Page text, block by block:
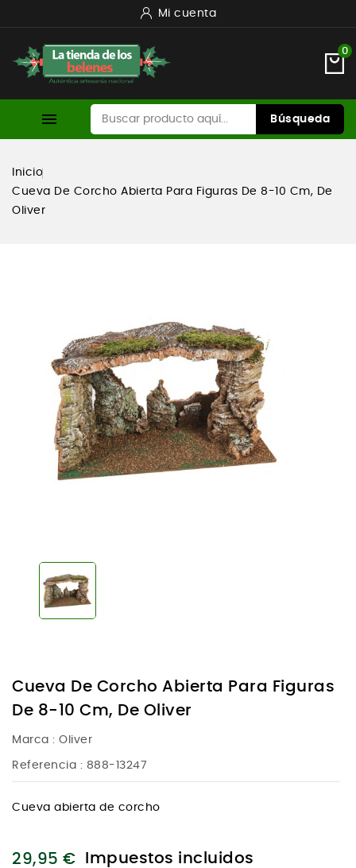
Mi cuenta
0
 Búsqueda
Inicio
Cueva De Corcho Abierta Para Figuras De 8-10 Cm, De
Oliver
Cueva De Corcho Abierta Para Figuras
De 8-10 Cm, De Oliver
Marca : Oliver
Referencia : 888-13247
Cueva abierta de corcho
29,95 € Impuestos incluidos